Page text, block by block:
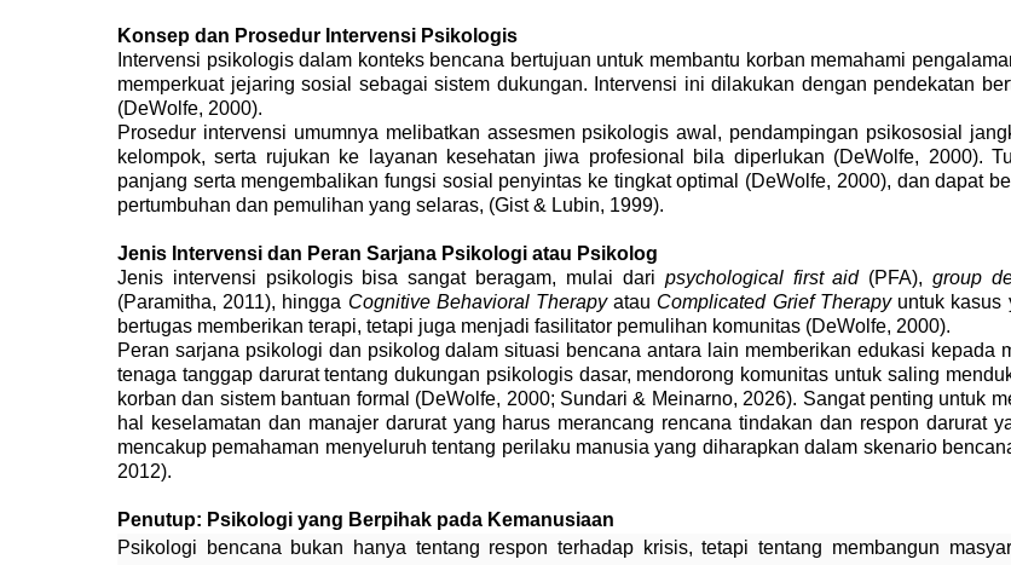
Konsep dan Prosedur Intervensi Psikologis
Intervensi psikologis dalam konteks bencana bertujuan untuk membantu korban memahami
memperkuat jejaring sosial sebagai sistem dukungan. Intervensi ini dilakukan dengan pendekatan
(DeWolfe, 2000).
Prosedur intervensi umumnya melibatkan assesmen psikologis awal, pendampingan psikososial
kelompok, serta rujukan ke layanan kesehatan jiwa profesional bila diperlukan (DeWolfe, 2000).
panjang serta mengembalikan fungsi sosial penyintas ke tingkat optimal (DeWolfe, 2000), dan dapat
pertumbuhan dan pemulihan yang selaras, (Gist & Lubin, 1999).
Jenis Intervensi dan Peran Sarjana Psikologi atau Psikolog
Jenis intervensi psikologis bisa sangat beragam, mulai dari psychological first aid(PFA),group
(Paramitha, 2011), hingga Cognitive Behavioral Therapyatau Complicated Grief Therapyuntuk kasus
bertugas memberikan terapi, tetapi juga menjadi fasilitator pemulihan komunitas (DeWolfe, 2000).
Peran sarjana psikologi dan psikolog dalam situasi bencana antara lain memberikan edukasi kepada
tenaga tanggap darurat tentang dukungan psikologis dasar, mendorong komunitas untuk saling
korban dan sistem bantuan formal (DeWolfe, 2000; Sundari & Meinarno, 2026). Sangat penting untuk
hal
keselamatan dan manajer darurat yang harus merancang rencana tindakan dan respon darurat
mencakup pemahaman menyeluruh tentang perilaku manusia yang diharapkan dalam skenario
2012).
Penutup: Psikologi yang Berpihak pada Kemanusiaan
Psikologi bencana bukan hanya tentang respon terhadap krisis, tetapi tentang membangun